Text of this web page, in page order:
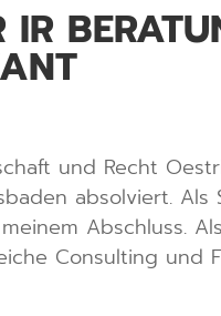
und Recht
absolviert. Als
Abschluss.
Consulting und